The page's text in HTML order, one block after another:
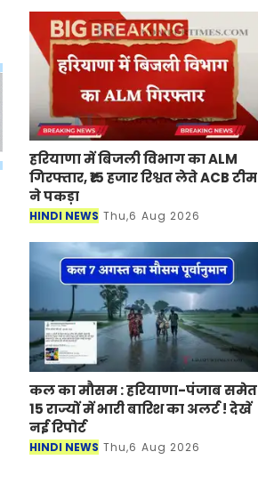
हरियाणा में बिजली विभाग का ALM
गिरफ्तार, ₹15 हजार रिश्वत लेते ACB टीम
ने पकड़ा
HINDI NEWS Thu,6 Aug 2026
कल का मौसम : हरियाणा-पंजाब समेत
15 राज्यों में भारी बारिश का अलर्ट ! देखें
नई रिपोर्ट
HINDI NEWS Thu,6 Aug 2026